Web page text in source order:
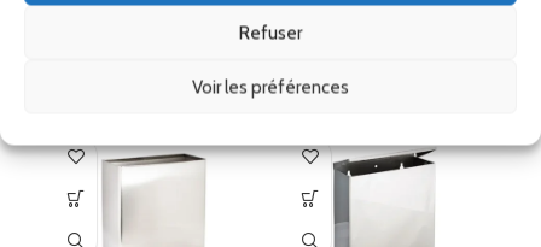
Refuser
Voir les préférences
Produits similaires